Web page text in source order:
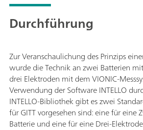
Durchführung
Zur Veranschaulichung des Prinzips
wurde die Technik an zwei Batterien
drei Elektroden mit dem VIONIC-
Verwendung der Software INTELLO
INTELLO-Bibliothek gibt es zwei
für GITT vorgesehen sind: eine für eine
Batterie und eine für eine Drei-